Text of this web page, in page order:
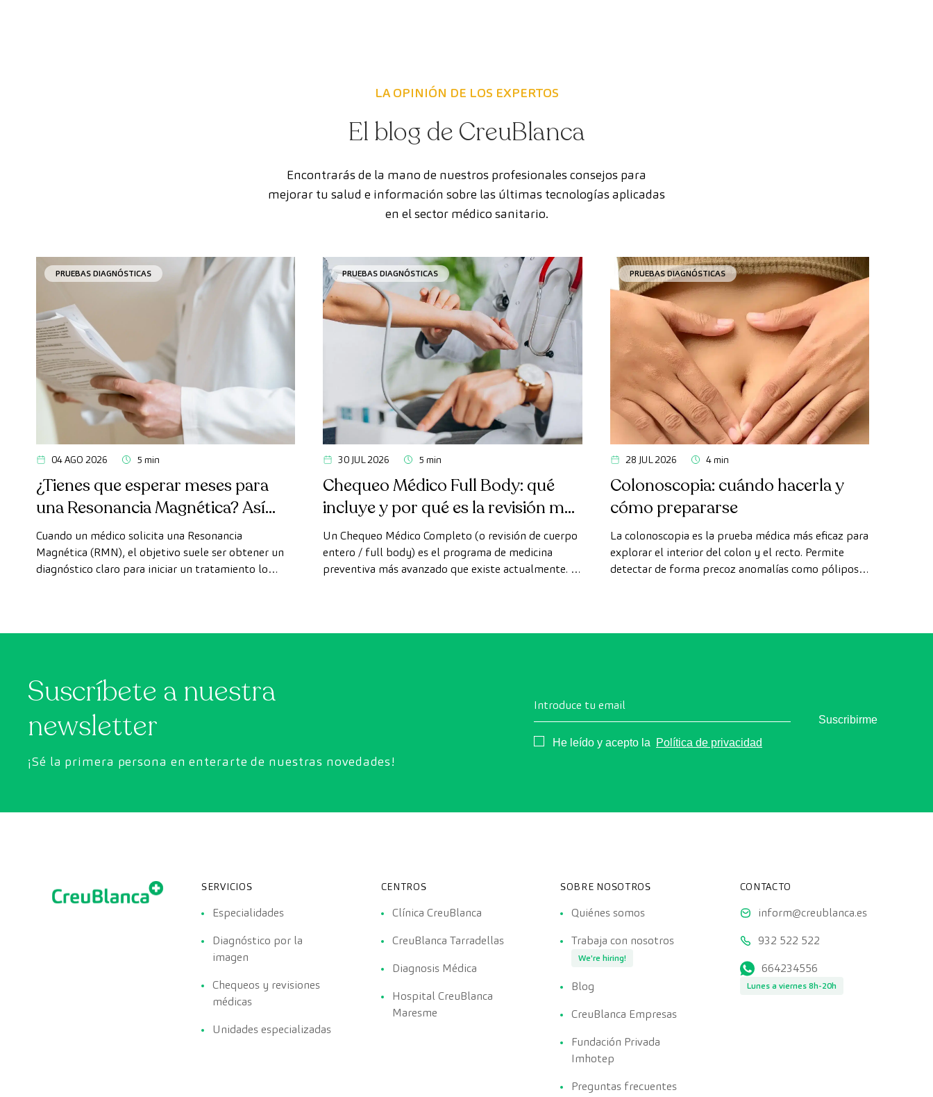
LA OPINIÓN DE LOS EXPERTOS
El blog de CreuBlanca
Encontrarás de la mano de nuestros profesionales consejos para
mejorar tu salud e información sobre las últimas tecnologías aplicadas
en el sector médico sanitario.
PRUEBAS DIAGNÓSTICAS
04 AGO 2026 5 min
¿Tienes que esperar meses para
una Resonancia Magnética? Así
puedes realizarte la prueba de
forma rápida como paciente
privado
Cuando un médico solicita una Resonancia
Magnética (RMN), el objetivo suele ser obtener un
diagnóstico claro para iniciar un tratamiento lo
PRUEBAS DIAGNÓSTICAS
30 JUL 2026 5 min
Chequeo Médico Full Body: qué
incluye y por qué es la revisión más
avanzada
Un Chequeo Médico Completo (o revisión de cuerpo
entero / full body) es el programa de medicina
preventiva más avanzado que existe actualmente. A
exhaustiva el estado de los órganos vitales, el
PRUEBAS DIAGNÓSTICAS
28 JUL 2026 4 min
Colonoscopia: cuándo hacerla y
cómo prepararse
La colonoscopia es la prueba médica más eficaz para
explorar el interior del colon y el recto. Permite
detectar de forma precoz anomalías como pólipos,
Suscríbete a nuestra
newsletter
¡Sé la primera persona en enterarte de nuestras novedades!
Introduce tu email
Consentimiento
He leído y acepto la Política de privacidad
Suscribirme
SERVICIOS
Especialidades
Diagnóstico por la
imagen
Chequeos y revisiones
médicas
Unidades especializadas
CENTROS
Clínica CreuBlanca
CreuBlanca Tarradellas
Diagnosis Médica
Hospital CreuBlanca
Maresme
SOBRE NOSOTROS
Quiénes somos
Trabaja con nosotros
We're hiring!
Blog
CreuBlanca Empresas
Fundación Privada
Imhotep
Preguntas frecuentes
CONTACTO
inform@creublanca.es
932 522 522
664234556
Lunes a viernes 8h-20h